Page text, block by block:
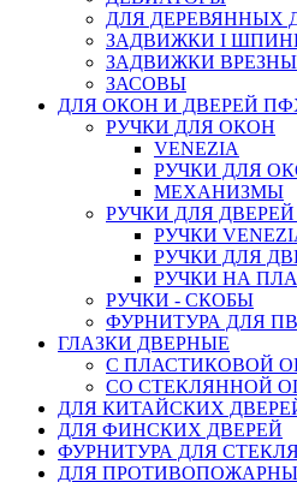
ДЛЯ ДЕРЕВЯННЫХ
ЗАДВИЖКИ I
ЗАДВИЖКИ
ЗАСОВЫ
ДЛЯ ОКОН И ДВЕРЕЙ
РУЧКИ ДЛЯ ОКОН
VENEZIA
РУЧКИ ДЛЯ
МЕХАНИЗМЫ
РУЧКИ ДЛЯ
РУЧКИ
РУЧКИ ДЛЯ
РУЧКИ НА
РУЧКИ - СКОБЫ
ФУРНИТУРА ДЛЯ
ГЛАЗКИ ДВЕРНЫЕ
С ПЛАСТИКОВОЙ
СО СТЕКЛЯННОЙ
ДЛЯ КИТАЙСКИХ
ДЛЯ ФИНСКИХ ДВЕРЕЙ
ФУРНИТУРА ДЛЯ
ДЛЯ